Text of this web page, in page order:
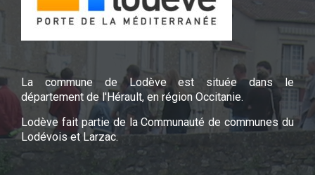
La commune de Lodève est située dans le
département de l'Hérault, en région Occitanie.
Lodève fait partie de la Communauté de communes du
Lodévois et Larzac.